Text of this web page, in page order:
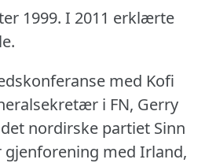
1999. I 2011 erklærte
med Kofi
i FN, Gerry
nordirske partiet Sinn
gjenforening med Irland,